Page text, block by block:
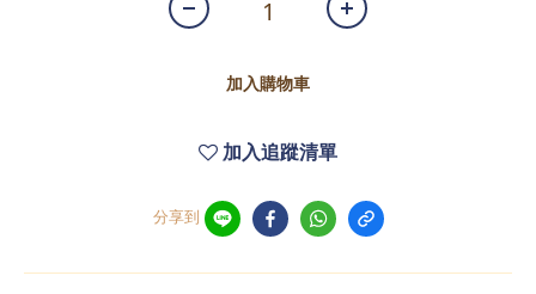
加入購物車
加入追蹤清單
分享到